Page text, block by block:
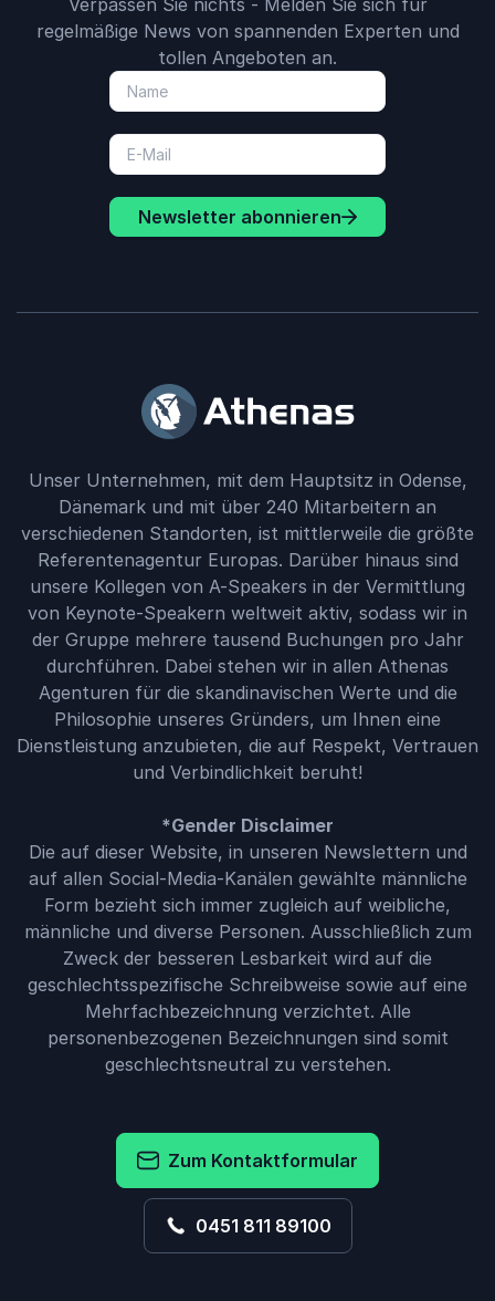
Verpassen Sie nichts - Melden Sie sich für
regelmäßige News von spannenden Experten und
tollen Angeboten an.
Newsletter abonnieren
Unser Unternehmen, mit dem Hauptsitz in Odense,
Dänemark und mit über 240 Mitarbeitern an
verschiedenen Standorten, ist mittlerweile die größte
Referentenagentur Europas. Darüber hinaus sind
unsere Kollegen von A-Speakers in der Vermittlung
von Keynote-Speakern weltweit aktiv, sodass wir in
der Gruppe mehrere tausend Buchungen pro Jahr
durchführen. Dabei stehen wir in allen Athenas
Agenturen für die skandinavischen Werte und die
Philosophie unseres Gründers, um Ihnen eine
Dienstleistung anzubieten, die auf Respekt, Vertrauen
und Verbindlichkeit beruht!
*Gender Disclaimer
Die auf dieser Website, in unseren Newslettern und
auf allen Social-Media-Kanälen gewählte männliche
Form bezieht sich immer zugleich auf weibliche,
männliche und diverse Personen. Ausschließlich zum
Zweck der besseren Lesbarkeit wird auf die
geschlechtsspezifische Schreibweise sowie auf eine
Mehrfachbezeichnung verzichtet. Alle
personenbezogenen Bezeichnungen sind somit
geschlechtsneutral zu verstehen.
Zum Kontaktformular
0451 811 89100